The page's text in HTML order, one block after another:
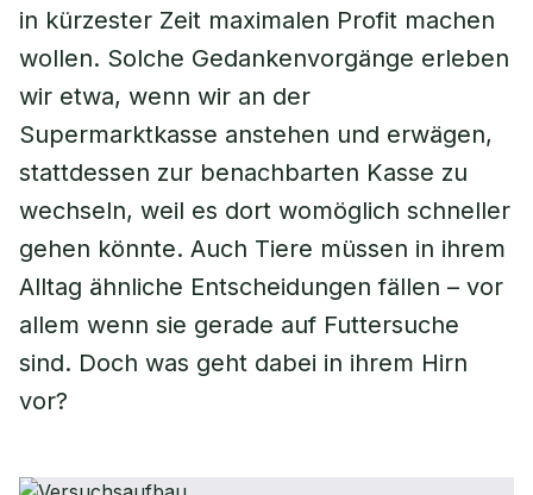
in kürzester Zeit maximalen Profit machen
wollen. Solche Gedankenvorgänge erleben
wir etwa, wenn wir an der
Supermarktkasse anstehen und erwägen,
stattdessen zur benachbarten Kasse zu
wechseln, weil es dort womöglich schneller
gehen könnte. Auch Tiere müssen in ihrem
Alltag ähnliche Entscheidungen fällen – vor
allem wenn sie gerade auf Futtersuche
sind. Doch was geht dabei in ihrem Hirn
vor?